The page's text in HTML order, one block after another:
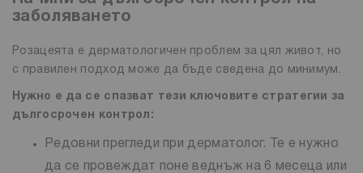
заболяването
Розацеята е дерматологичен проблем за цял живот, но
с правилен подход може да бъде сведена до минимум.
Нужно е да се спазват тези ключовите стратегии за
дългосрочен контрол:
Редовни прегледи при дерматолог. Те е нужно
да се провеждат поне веднъж на 6 месеца или